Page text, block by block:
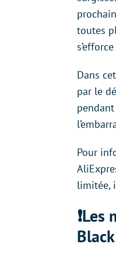
toutes
Dans
par le
Pour
limitée,